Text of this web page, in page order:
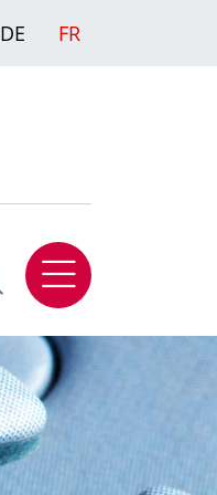
DE FR